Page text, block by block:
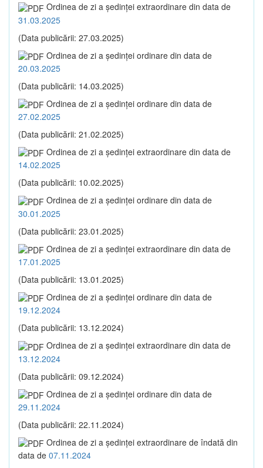
Ordinea de zi a şedinţei extraordinare din data de
31.03.2025
(Data publicării: 27.03.2025)
Ordinea de zi a şedinţei ordinare din data de
20.03.2025
(Data publicării: 14.03.2025)
Ordinea de zi a şedinţei ordinare din data de
27.02.2025
(Data publicării: 21.02.2025)
Ordinea de zi a şedinţei extraordinare din data de
14.02.2025
(Data publicării: 10.02.2025)
Ordinea de zi a şedinţei ordinare din data de
30.01.2025
(Data publicării: 23.01.2025)
Ordinea de zi a şedinţei extraordinare din data de
17.01.2025
(Data publicării: 13.01.2025)
Ordinea de zi a şedinţei ordinare din data de
19.12.2024
(Data publicării: 13.12.2024)
Ordinea de zi a şedinţei extraordinare din data de
13.12.2024
(Data publicării: 09.12.2024)
Ordinea de zi a şedinţei ordinare din data de
29.11.2024
(Data publicării: 22.11.2024)
Ordinea de zi a şedinţei extraordinare de îndată din
data de 07.11.2024